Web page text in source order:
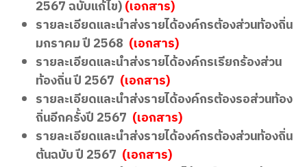
2567 ฉบับแก้ไข)(เอกสาร)
รายละเอียดและนำส่งรายได้องค์กรต้องส่วนท้องถิ่น
มกราคม ปี 2568 (เอกสาร)
รายละเอียดและนำส่งรายได้องค์กรเรียกร้องส่วน
ท้องถิ่น ปี 2567 (เอกสาร)
รายละเอียดและนำส่งรายได้องค์กรต้องรอส่วนท้อง
ถิ่นอีกครั้งปี 2567 (เอกสาร)
รายละเอียดและนำส่งรายได้องค์กรต้องส่วนท้องถิ่น
ต้นฉบับ ปี 2567 (เอกสาร)